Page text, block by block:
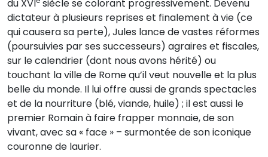
du XVI siècle se colorant progressivement. Devenu
dictateur à plusieurs reprises et finalement à vie (ce
qui causera sa perte), Jules lance de vastes réformes
(poursuivies par ses successeurs) agraires et fiscales,
sur le calendrier (dont nous avons hérité) ou
touchant la ville de Rome qu’il veut nouvelle et la plus
belle du monde. Il lui offre aussi de grands spectacles
et de la nourriture (blé, viande, huile) ; il est aussi le
premier Romain à faire frapper monnaie, de son
vivant, avec sa « face » – surmontée de son iconique
couronne de laurier.